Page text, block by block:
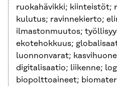
ruokahävikki; kiinteistöt;
kulutus; ravinnekierto;
ilmastonmuutos;
ekotehokkuus;
luonnonvarat;
digitalisaatio; liikenne;
biopolttoaineet;